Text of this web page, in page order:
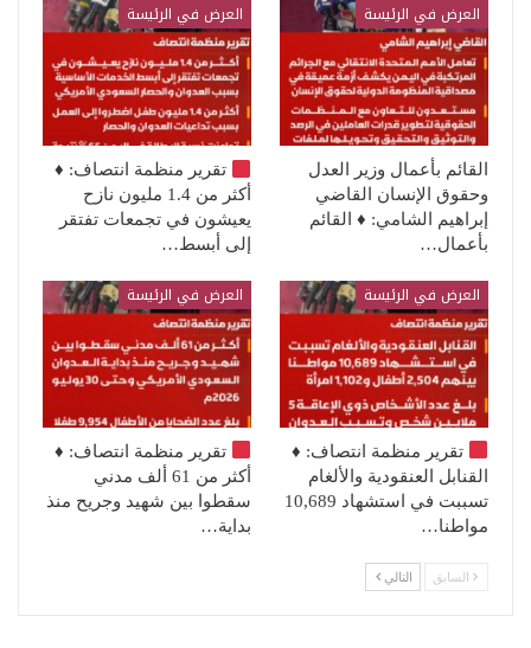
العرض في الرئيسة
القائم بأعمال وزير العدل
وحقوق الإنسان القاضي
إبراهيم الشامي: ♦️ القائم
بأعمال…
العرض في الرئيسة
تقرير منظمة انتصاف: ♦️
أكثر من 1.4 مليون نازح
يعيشون في تجمعات تفتقر
إلى أبسط…
العرض في الرئيسة
تقرير منظمة انتصاف: ♦️
القنابل العنقودية والألغام
تسببت في استشهاد 10,689
مواطنا…
العرض في الرئيسة
تقرير منظمة انتصاف: ♦️
أكثر من 61 ألف مدني
سقطوا بين شهيد وجريح منذ
بداية…
السابق التالي